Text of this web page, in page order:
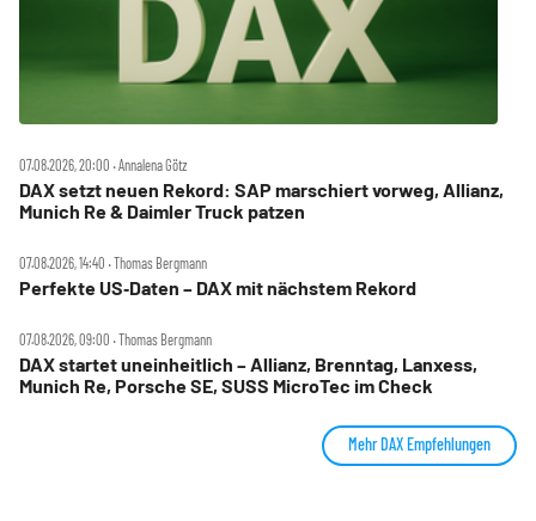
07.08.2026, 20:00 ‧ Annalena Götz
DAX setzt neuen Rekord: SAP marschiert vorweg, Allianz,
Munich Re & Daimler Truck patzen
07.08.2026, 14:40 ‧ Thomas Bergmann
Perfekte US‑Daten – DAX mit nächstem Rekord
07.08.2026, 09:00 ‧ Thomas Bergmann
DAX startet uneinheitlich – Allianz, Brenntag, Lanxess,
Munich Re, Porsche SE, SUSS MicroTec im Check
Mehr DAX Empfehlungen